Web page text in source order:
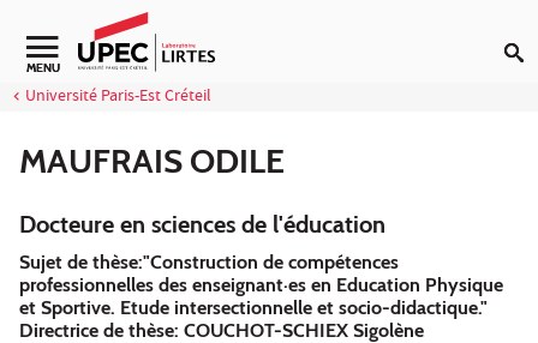
Aller au contenu
Navigation secondaire
MENU
Université Paris-Est Créteil
MAUFRAIS ODILE
Docteure en sciences de l'éducation
Sujet de thèse:"Construction de compétences
professionnelles des enseignant·es en Education Physique
et Sportive. Etude intersectionnelle et socio-didactique."
Directrice de thèse: COUCHOT-SCHIEX Sigolène